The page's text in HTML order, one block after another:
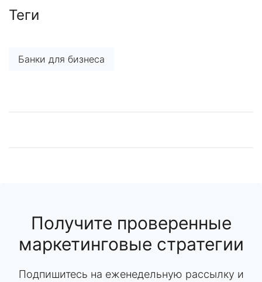
Теги
Банки для бизнеса
Получите проверенные
маркетинговые стратегии
Подпишитесь на еженедельную рассылку и